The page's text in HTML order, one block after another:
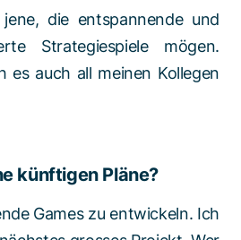
die entspannende und
Strategiespiele mögen.
es auch all meinen Kollegen
künftigen Pläne?
Games zu entwickeln. Ich